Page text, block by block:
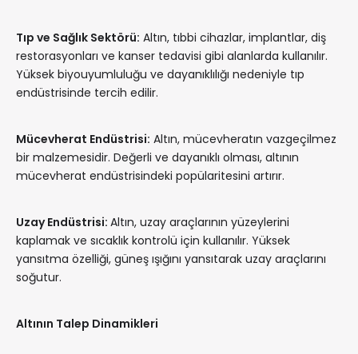
Tıp ve Sağlık Sektörü: Altın, tıbbi cihazlar, implantlar, diş
restorasyonları ve kanser tedavisi gibi alanlarda kullanılır.
Yüksek biyouyumluluğu ve dayanıklılığı nedeniyle tıp
endüstrisinde tercih edilir.
Mücevherat Endüstrisi: Altın, mücevheratın vazgeçilmez
bir malzemesidir. Değerli ve dayanıklı olması, altının
mücevherat endüstrisindeki popülaritesini artırır.
Uzay Endüstrisi: Altın, uzay araçlarının yüzeylerini
kaplamak ve sıcaklık kontrolü için kullanılır. Yüksek
yansıtma özelliği, güneş ışığını yansıtarak uzay araçlarını
soğutur.
Altının Talep Dinamikleri